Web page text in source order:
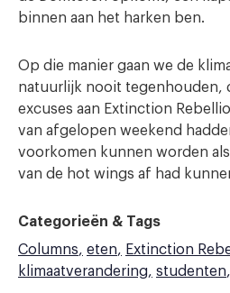
binnen aan het harken ben.
Op die manier gaan we de
natuurlijk nooit tegenhouden,
excuses aan Extinction
van afgelopen weekend
voorkomen kunnen worden
van de hot wings af had
Categorieën & Tags
Columns
eten
Extinction
klimaatverandering
studenten